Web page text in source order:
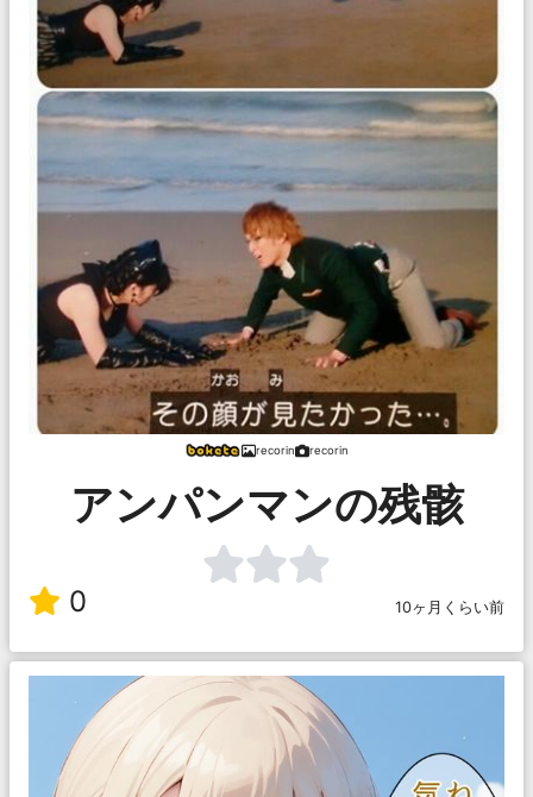
recorin recorin
アンパンマンの残骸
0 10ヶ月くらい前